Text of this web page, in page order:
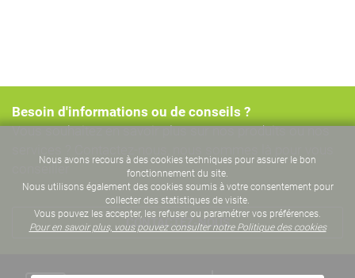
Besoin d'informations ou de conseils ?
Vous souhaitez en savoir plus sur nos produits ou nos
CONTACTEZ-NOUS
Nous avons recours à des cookies techniques pour assurer le bon
fonctionnement du site.
Nous utilisons également des cookies soumis à votre consentement pour
collecter des statistiques de visite.
Vous pouvez les accepter, les refuser ou paramétrer vos préférences.
Pour en savoir plus, vous pouvez consulter notre Politique des cookies